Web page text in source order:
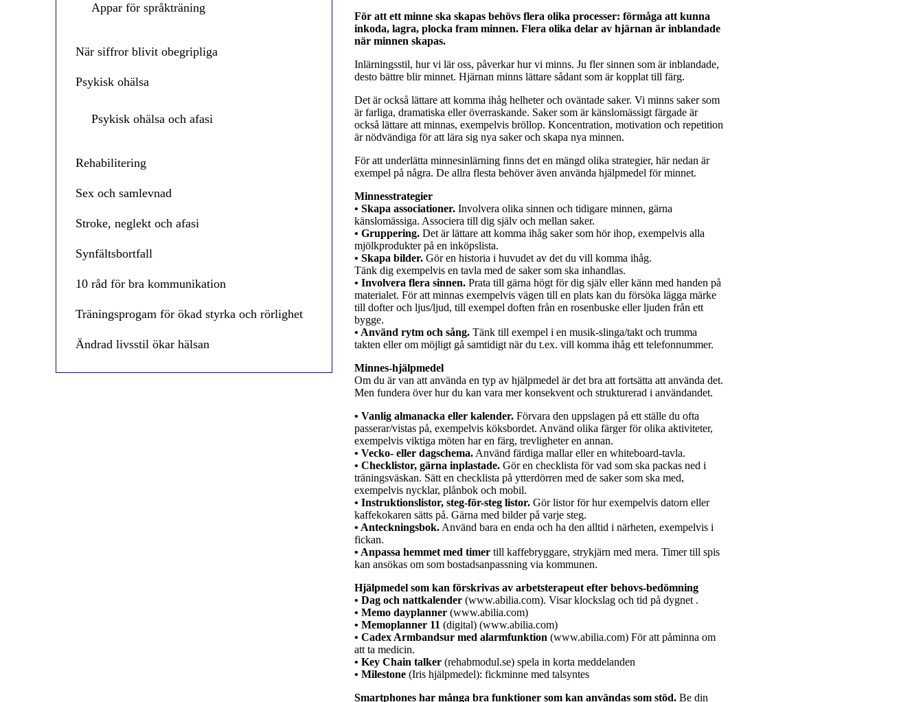
Appar för språkträning
När siffror blivit obegripliga
Psykisk ohälsa
Psykisk ohälsa och afasi
Rehabilitering
Sex och samlevnad
Stroke, neglekt och afasi
Synfältsbortfall
10 råd för bra kommunikation
Träningsprogam för ökad styrka och rörlighet
Ändrad livsstil ökar hälsan
För att ett minne ska skapas behövs flera olika processer: förmåga att kunna
inkoda, lagra, plocka fram minnen. Flera olika delar av hjärnan är inblandade
när minnen skapas.
Inlärningsstil, hur vi lär oss, påverkar hur vi minns. Ju fler sinnen som är inblandade,
desto bättre blir minnet. Hjärnan minns lättare sådant som är kopplat till färg.
Det är också lättare att komma ihåg helheter och oväntade saker. Vi minns saker som
är farliga, dramatiska eller överraskande. Saker som är känslomässigt färgade är
också lättare att minnas, exempelvis bröllop. Koncentration, motivation och repetition
är nödvändiga för att lära sig nya saker och skapa nya minnen.
För att underlätta minnesinlärning finns det en mängd olika strategier, här nedan är
exempel på några. De allra flesta behöver även använda hjälpmedel för minnet.
Minnesstrategier
• Skapa associationer.Involvera olika sinnen och tidigare minnen, gärna
känslomässiga. Associera till dig själv och mellan saker.
• Gruppering.Det är lättare att komma ihåg saker som hör ihop, exempelvis alla
mjölkprodukter på en inköpslista.
• Skapa bilder.Gör en historia i huvudet av det du vill komma ihåg.
Tänk dig exempelvis en tavla med de saker som ska inhandlas.
• Involvera flera sinnen.Prata till gärna högt för dig själv eller känn med handen på
materialet. För att minnas exempelvis vägen till en plats kan du försöka lägga märke
till dofter och ljus/ljud, till exempel doften från en rosenbuske eller ljuden från ett
bygge.
• Använd rytm och sång.Tänk till exempel i en musik-slinga/takt och trumma
takten eller om möjligt gå samtidigt när du t.ex. vill komma ihåg ett telefonnummer.
Minnes-hjälpmedel
Om du är van att använda en typ av hjälpmedel är det bra att fortsätta att använda det.
Men fundera över hur du kan vara mer konsekvent och strukturerad i användandet.
• Vanlig almanacka eller kalender.Förvara den uppslagen på ett ställe du ofta
passerar/vistas på, exempelvis köksbordet. Använd olika färger för olika aktiviteter,
exempelvis viktiga möten har en färg, trevligheter en annan.
• Vecko- eller dagschema.Använd färdiga mallar eller en whiteboard-tavla.
• Checklistor, gärna inplastade.Gör en checklista för vad som ska packas ned i
träningsväskan. Sätt en checklista på ytterdörren med de saker som ska med,
exempelvis nycklar, plånbok och mobil.
• Instruktionslistor, steg-för-steg listor.Gör listor för hur exempelvis datorn eller
kaffekokaren sätts på. Gärna med bilder på varje steg.
• Anteckningsbok.Använd bara en enda och ha den alltid i närheten, exempelvis i
fickan.
• Anpassa hemmet med timertill kaffebryggare, strykjärn med mera. Timer till spis
kan ansökas om som bostadsanpassning via kommunen.
Hjälpmedel som kan förskrivas av arbetsterapeut efter behovs-bedömning
• Dag och nattkalender(www.abilia.com). Visar klockslag och tid på dygnet .
• Memo dayplanner(www.abilia.com)
• Memoplanner 11 (digital) (www.abilia.com)
• Cadex Armbandsur med alarmfunktion (www.abilia.com) För att påminna om
att ta medicin.
• Key Chain talker(rehabmodul.se) spela in korta meddelanden
• Milestone(Iris hjälpmedel): fickminne med talsyntes
Smartphones har många bra funktioner som kan användas som stöd.Be din